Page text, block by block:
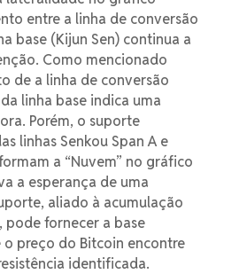
entre a linha de conversão
base (Kijun Sen) continua a
Como mencionado
de a linha de conversão
linha base indica uma
Porém, o suporte
linhas Senkou Span A e
a “Nuvem” no gráfico
a esperança de uma
aliado à acumulação
pode fornecer a base
o preço do Bitcoin encontre
identificada.